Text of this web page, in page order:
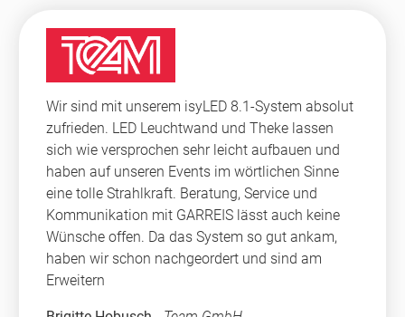
Wir sind mit unserem isyLED 8.1-System absolut
zufrieden. LED Leuchtwand und Theke lassen
sich wie versprochen sehr leicht aufbauen und
haben auf unseren Events im wörtlichen Sinne
eine tolle Strahlkraft. Beratung, Service und
Kommunikation mit GARREIS lässt auch keine
Wünsche offen. Da das System so gut ankam,
haben wir schon nachgeordert und sind am
Erweitern